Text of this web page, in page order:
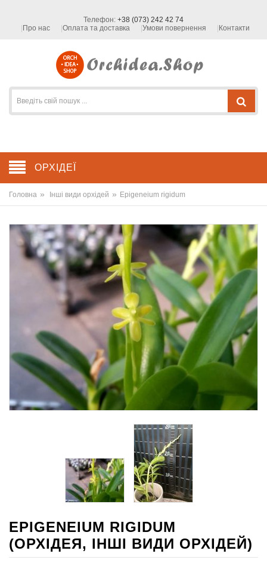
Телефон: +38 (073) 242 42 74
Про нас
Оплата та доставка Умови повернення Контакти
ОРХІДЕЇ
Головна » Інші види орхідей » Epigeneium rigidum
EPIGENEIUM RIGIDUM
(ОРХІДЕЯ, ІНШІ ВИДИ ОРХІДЕЙ)